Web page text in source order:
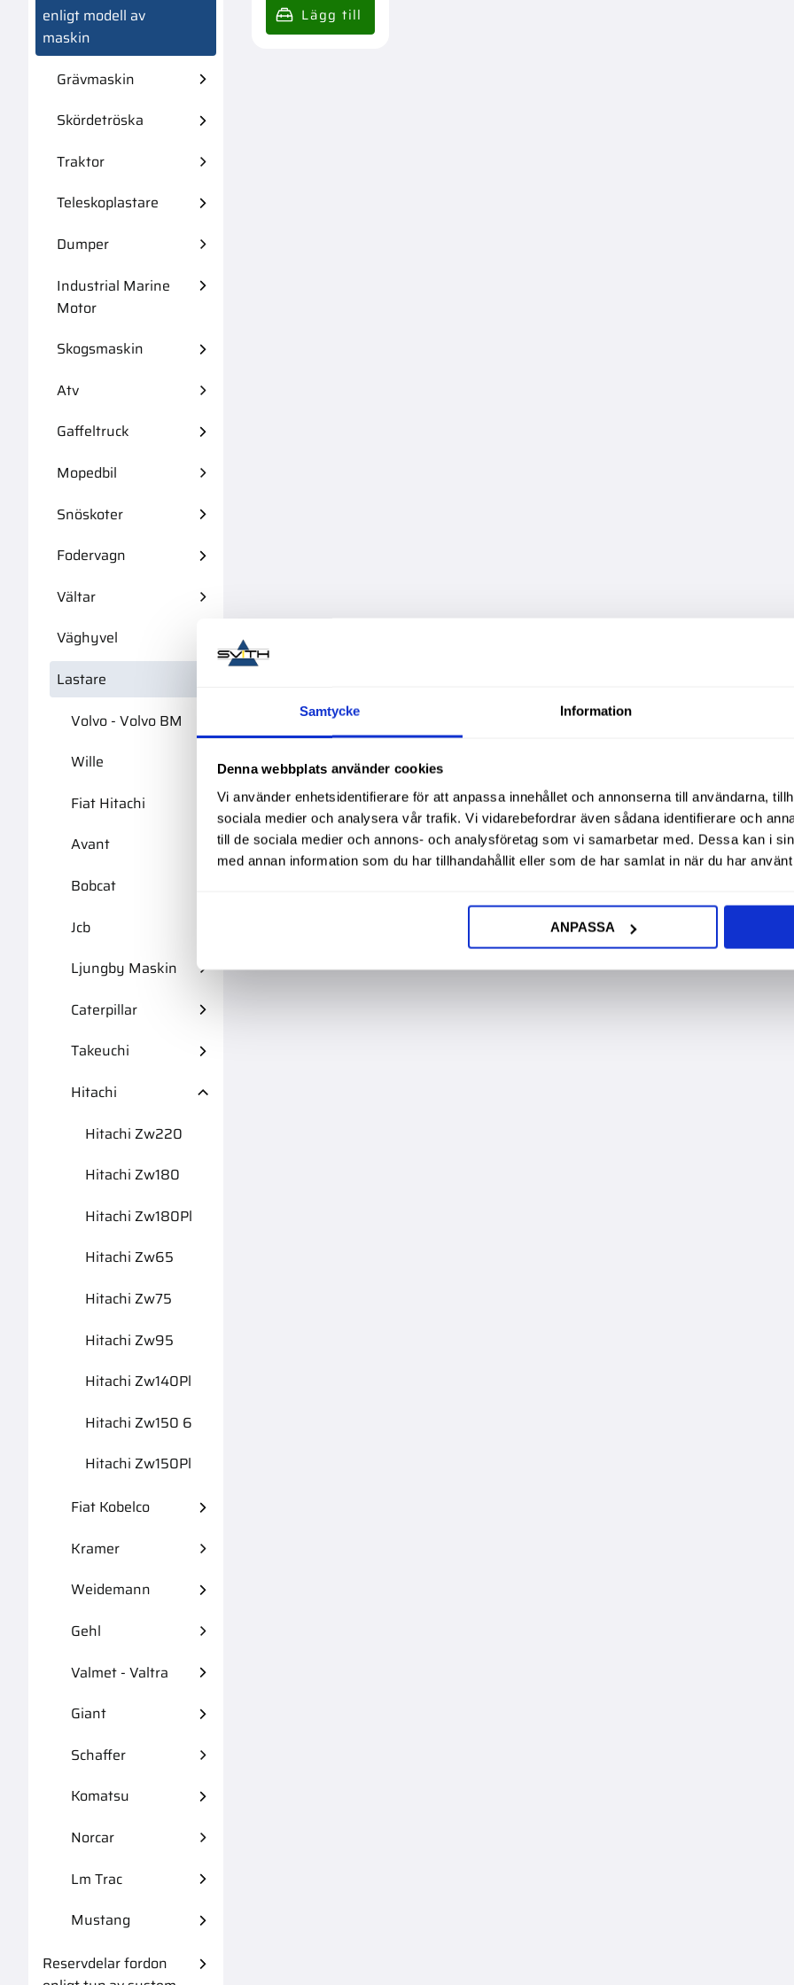
Samtycke Information
Denna webbplats använder cookies
Vi använder enhetsidentifierare för att anpassa innehållet och annonserna till användarna,
sociala medier och analysera vår trafik. Vi vidarebefordrar även sådana identifierare och
till de sociala medier och annons- och analysföretag som vi samarbetar med. Dessa kan i
med annan information som du har tillhandahållit eller som de har samlat in när du har
ANPASSA
enligt modell av
maskin
Grävmaskin
Skördetröska
Traktor
Teleskoplastare
Dumper
Industrial Marine
Motor
Skogsmaskin
Atv
Gaffeltruck
Mopedbil
Snöskoter
Fodervagn
Vältar
Väghyvel
Lastare
Volvo - Volvo BM
Wille
Fiat Hitachi
Avant
Bobcat
Jcb
Ljungby Maskin
Caterpillar
Takeuchi
Hitachi
Hitachi Zw220
Hitachi Zw180
Hitachi Zw180Pl
Hitachi Zw65
Hitachi Zw75
Hitachi Zw95
Hitachi Zw140Pl
Hitachi Zw150 6
Hitachi Zw150Pl
Fiat Kobelco
Kramer
Weidemann
Gehl
Valmet - Valtra
Giant
Schaffer
Komatsu
Norcar
Lm Trac
Mustang
Reservdelar fordon